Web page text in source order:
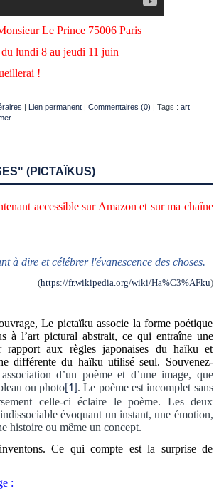
Le Prince 75006 Paris
lundi 8 au jeudi 11 juin
!
| Lien permanent| Commentaires (0) | Tags : art
(PICTAÏKUS)
accessible sur Amazon et sur ma chaîne
à dire et célébrer l'évanescence des choses.
(https://fr.wikipedia.org/wiki/Ha%C3%AFku)
Le pictaïku associe la forme poétique
à l’art pictural abstrait, ce qui entraîne une
rapport aux règles japonaises du haïku et
différente du haïku utilisé seul. Souvenez-
association d’un poème et d’une image, que
ou photo [1] . Le poème est incomplet sans
celle-ci éclaire le poème. Les deux
évoquant un instant, une émotion,
histoire ou même un concept.
Ce qui compte est la surprise de
: